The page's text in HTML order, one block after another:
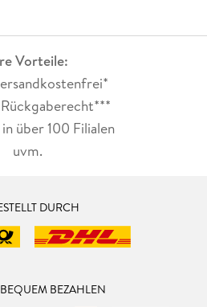
Vorteile:
über 100 Filialen
uvm.
DURCH
BEZAHLEN